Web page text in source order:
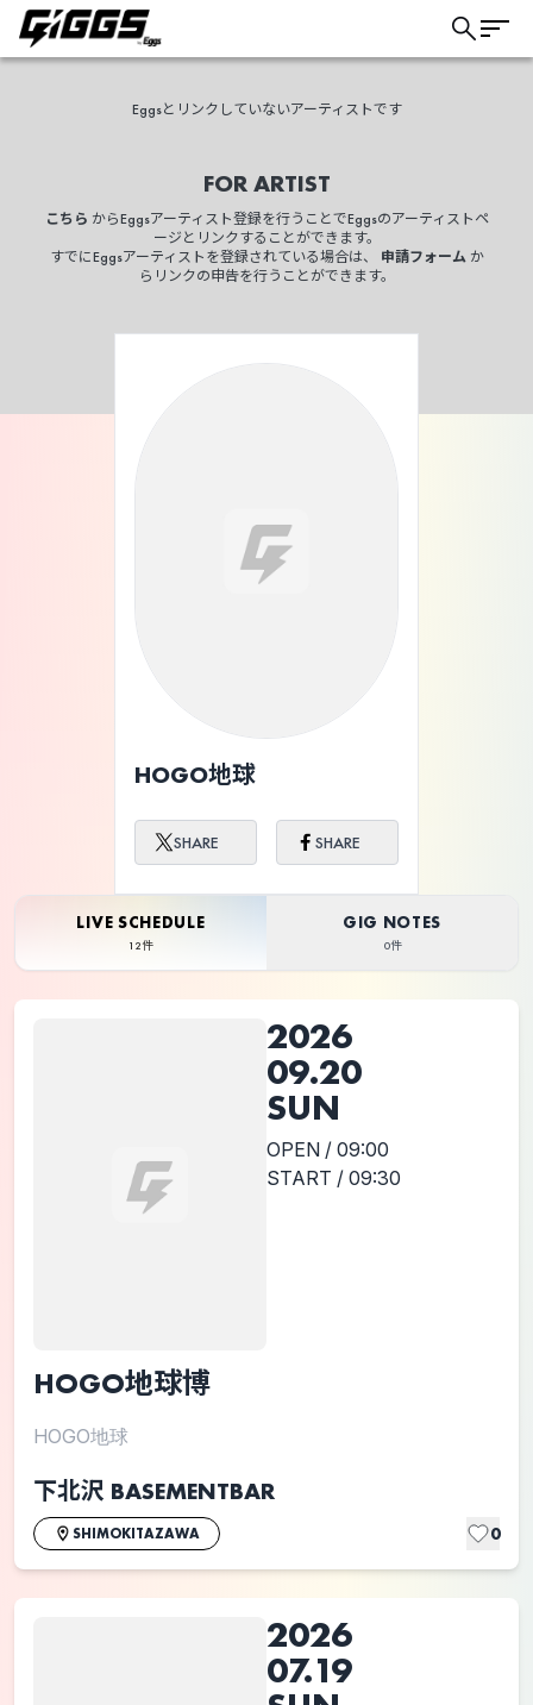
Eggsとリンクしていないアーティストです
FOR ARTIST
こちら からEggsアーティスト登録を行うことでEggsのアーティストペ
ージとリンクすることができます。
すでにEggsアーティストを登録されている場合は、 申請フォームか
らリンクの申告を行うことができます。
HOGO地球
SHARE SHARE
LIVE SCHEDULE
12件
GIG NOTES
0件
2026
09.20
SUN
OPEN / 09:00
START / 09:30
HOGO地球博
HOGO地球
下北沢 BASEMENTBAR
SHIMOKITAZAWA 0
2026
07.19